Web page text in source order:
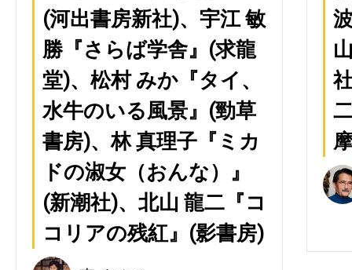
(河出書房新社)、宇江 敏
勝『さらば学舎』(求龍
堂)、松村 みか『タイ、
水牛のいる風景』(勁草
書房)、林 真理子『ミカ
ドの淑女（おんな）』
(新潮社)、北山 龍二『コ
コリアの残紅』(影書房)